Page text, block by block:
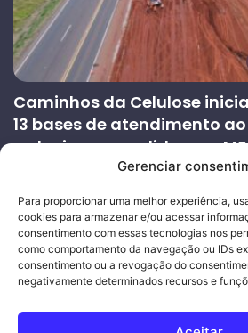
Gerenciar
Para proporcionar uma melhor experiência,
cookies para armazenar e/ou acessar
consentimento com essas tecnologias nos
como comportamento da navegação ou IDs
consentimento ou a revogação do
negativamente determinados recursos e
Caminhos da Celulose
13 bases de atendimento
rodovias concedidas em MS
Página
anterior
Ouro Empresas-